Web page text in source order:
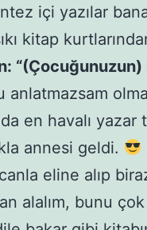
içi yazılar
kitap
anlatmazsam
en havalı
annesi geldi.
eline alıp
alalım, bunu